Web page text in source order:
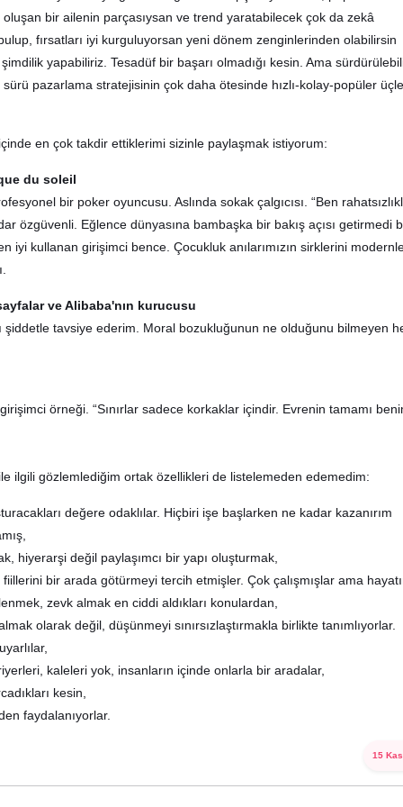
bir ailenin parçasıysan ve trend yaratabilecek çok da zekâ
fırsatları iyi kurguluyorsan yeni dönem zenginlerinden olabilirsin
şimdilik yapabiliriz. Tesadüf bir başarı olmadığı kesin. Ama
sürü pazarlama stratejisinin çok daha ötesinde hızlı-kolay-popüler
en çok takdir ettiklerimi sizinle paylaşmak istiyorum:
du soleil
bir poker oyuncusu. Aslında sokak çalgıcısı. “Ben
özgüvenli. Eğlence dünyasına bambaşka bir bakış açısı getirmedi
iyi kullanan girişimci bence. Çocukluk anılarımızın sirklerini
ve Alibaba'nın kurucusu
şiddetle tavsiye ederim. Moral bozukluğunun ne olduğunu bilmeyen
girişimci örneği. “Sınırlar sadece korkaklar içindir. Evrenin tamamı
ilgili gözlemlediğim ortak özellikleri de listelemeden edemedim:
değere odaklılar. Hiçbiri işe başlarken ne kadar kazanırım
hiyerarşi değil paylaşımcı bir yapı oluşturmak,
bir arada götürmeyi tercih etmişler. Çok çalışmışlar ama
zevk almak en ciddi aldıkları konulardan,
olarak değil, düşünmeyi sınırsızlaştırmakla birlikte tanımlıyorlar.
kaleleri yok, insanların içinde onlarla bir aradalar,
kesin,
faydalanıyorlar.
15